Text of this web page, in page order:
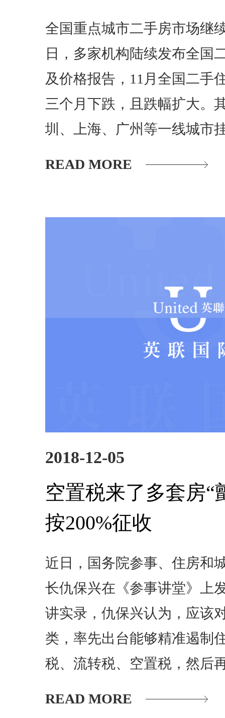
全国重点城市二手房市场继
日，多家机构陆续发布全国
及价格报告，11月全国二手
三个月下跌，且跌幅扩大。
圳、上海、广州等一线城市
READ MORE
2018-12-05
空置税来了多套房“
按200%征收
近日，国务院参事、住房和
长仇保兴在《参事讲堂》上
讲实录，仇保兴认为，应该
类，率先出台能够精准遏制
税、流转税、空置税，然后
READ MORE